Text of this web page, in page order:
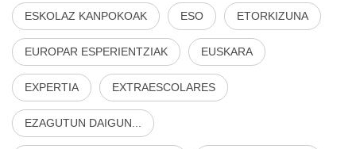
ESKOLAZ KANPOKOAK ESO ETORKIZUNA
EUROPAR ESPERIENTZIAK EUSKARA
EXPERTIA EXTRAESCOLARES
EZAGUTUN DAIGUN...